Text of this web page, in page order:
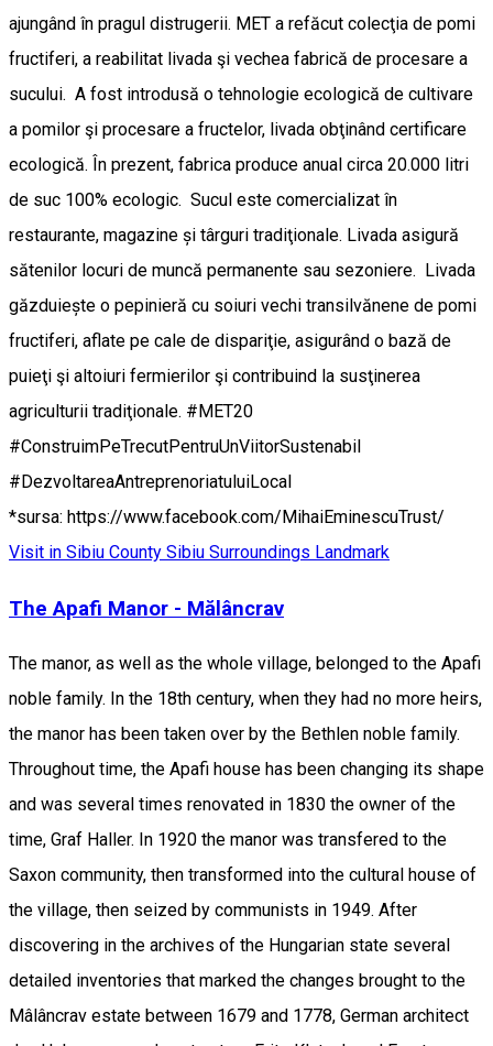
ajungând în pragul distrugerii. MET a refăcut colecţia de pomi
fructiferi, a reabilitat livada şi vechea fabrică de procesare a
sucului. A fost introdusă o tehnologie ecologică de cultivare
a pomilor şi procesare a fructelor, livada obţinând certificare
ecologică. În prezent, fabrica produce anual circa 20.000 litri
de suc 100% ecologic. Sucul este comercializat în
restaurante, magazine și târguri tradiţionale. Livada asigură
sătenilor locuri de muncă permanente sau sezoniere. Livada
găzduiește o pepinieră cu soiuri vechi transilvănene de pomi
fructiferi, aflate pe cale de dispariţie, asigurând o bază de
puieţi şi altoiuri fermierilor şi contribuind la susţinerea
agriculturii tradiţionale. #MET20
#ConstruimPeTrecutPentruUnViitorSustenabil
#DezvoltareaAntreprenoriatuluiLocal
*sursa: https://www.facebook.com/MihaiEminescuTrust/
Visit in Sibiu County Sibiu Surroundings Landmark
The Apafi Manor - Mălâncrav
The manor, as well as the whole village, belonged to the Apafi
noble family. In the 18th century, when they had no more heirs,
the manor has been taken over by the Bethlen noble family.
Throughout time, the Apafi house has been changing its shape
and was several times renovated in 1830 the owner of the
time, Graf Haller. In 1920 the manor was transfered to the
Saxon community, then transformed into the cultural house of
the village, then seized by communists in 1949. After
discovering in the archives of the Hungarian state several
detailed inventories that marked the changes brought to the
Mâlâncrav estate between 1679 and 1778, German architect